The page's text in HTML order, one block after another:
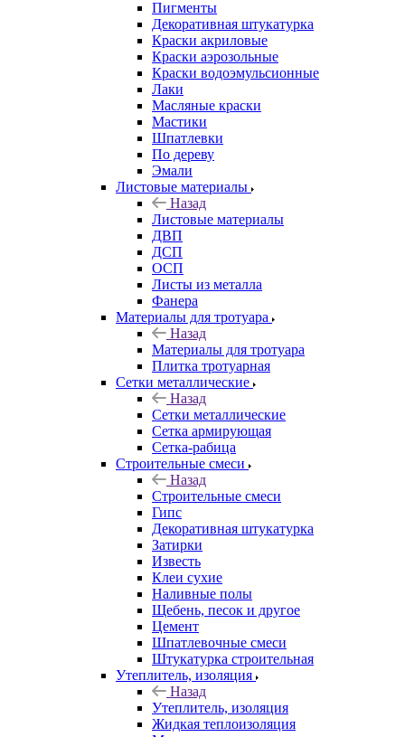
Пигменты
Декоративная штукатурка
Краски акриловые
Краски аэрозольные
Краски водоэмульсионные
Лаки
Масляные краски
Мастики
Шпатлевки
По дереву
Эмали
Листовые материалы
Назад
Листовые материалы
ДВП
ДСП
ОСП
Листы из металла
Фанера
Материалы для тротуара
Назад
Материалы для тротуара
Плитка тротуарная
Сетки металлические
Назад
Сетки металлические
Сетка армирующая
Сетка-рабица
Строительные смеси
Назад
Строительные смеси
Гипс
Декоративная штукатурка
Затирки
Известь
Клеи сухие
Наливные полы
Щебень, песок и другое
Цемент
Шпатлевочные смеси
Штукатурка строительная
Утеплитель, изоляция
Назад
Утеплитель, изоляция
Жидкая теплоизоляция